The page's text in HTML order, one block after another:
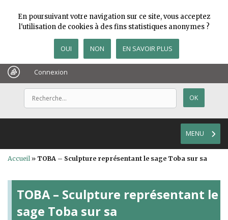
Connexion
MENU
Accueil» TOBA – Sculpture représentant le sage Toba sur sa
TOBA – Sculpture représentant le
sage Toba sur sa
En poursuivant votre navigation sur ce site, vous acceptez
l'utilisation de cookies à des fins statistiques anonymes ?
OUI NON EN SAVOIR PLUS